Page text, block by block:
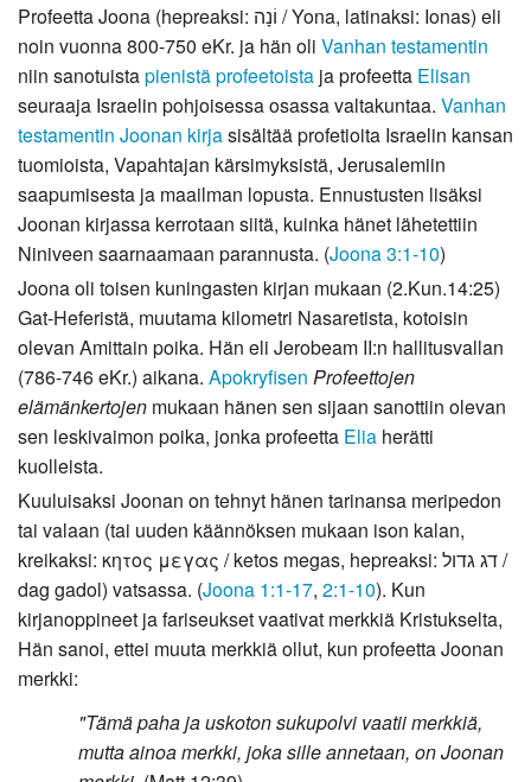
Profeetta Joona (hepreaksi: וֹנָה / Yona, latinaksi: Ionas) eli
noin vuonna 800-750 eKr. ja hän oli Vanhan testamentin
niin sanotuistapienistä profeetoista ja profeetta Elisan
seuraaja Israelin pohjoisessa osassa valtakuntaa. Vanhan
testamentin Joonan kirjasisältää profetioita Israelin kansan
tuomioista, Vapahtajan kärsimyksistä, Jerusalemiin
saapumisesta ja maailman lopusta. Ennustusten lisäksi
Joonan kirjassa kerrotaan siitä, kuinka hänet lähetettiin
Niniveen saarnaamaan parannusta. (Joona 3:1-10)
Joona oli toisen kuningasten kirjan mukaan (2.Kun.14:25)
Gat-Heferistä, muutama kilometri Nasaretista, kotoisin
olevan Amittain poika. Hän eli Jerobeam II:n hallitusvallan
(786-746 eKr.) aikana. Apokryfisen Profeettojen
elämänkertojen mukaan hänen sen sijaan sanottiin olevan
sen leskivaimon poika, jonka profeetta Elia herätti
kuolleista.
Kuuluisaksi Joonan on tehnyt hänen tarinansa meripedon
tai valaan (tai uuden käännöksen mukaan ison kalan,
kreikaksi: κητος μεγας / ketos megas, hepreaksi: דג גדול /
dag gadol) vatsassa. (Joona 1:1-17, 2:1-10). Kun
kirjanoppineet ja fariseukset vaativat merkkiä Kristukselta,
Hän sanoi, ettei muuta merkkiä ollut, kun profeetta Joonan
merkki:
"Tämä paha ja uskoton sukupolvi vaatii merkkiä,
mutta ainoa merkki, joka sille annetaan, on Joonan